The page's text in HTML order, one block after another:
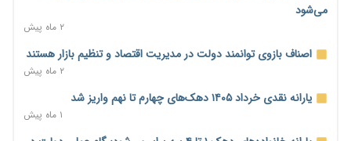
دولت مسئولیت احراز اهلیت کارت‌های بازرگانی را از اتاق گرفت؛
۶ ساعت پیش
بانک مرکزی برای تسهیل تجارت خارجی و تأمین مالی پروژه‌ها به
شبکه بانکی فراخوان داد + فیلم
می‌شود
۲ ماه پیش
اصناف بازوی توانمند دولت در مدیریت اقتصاد و تنظیم بازار هستند
۲ ماه پیش
یارانه نقدی خرداد ۱۴۰۵ دهک‌های چهارم تا نهم واریز شد
۱ ماه پیش